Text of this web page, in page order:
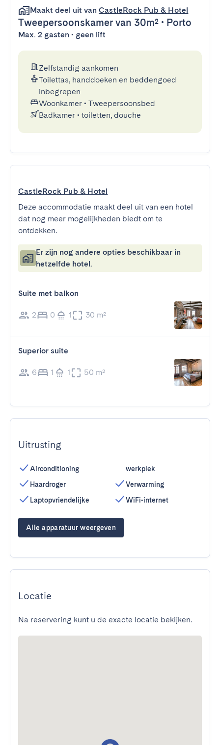
Maakt deel uit van CastleRock Pub & Hotel
Tweepersoonskamer van 30m² • Porto
Max. 2 gasten • geen lift
Zelfstandig aankomen
Toilettas, handdoeken en beddengoed
inbegrepen
Woonkamer • Tweepersoonsbed
Badkamer • toiletten, douche
CastleRock Pub & Hotel
Deze accommodatie maakt deel uit van een hotel
dat nog meer mogelijkheden biedt om te
ontdekken.
Er zijn nog andere opties beschikbaar in
hetzelfde hotel.
Suite met balkon
2 0 1 30 m²
Superior suite
6 1 1 50 m²
Uitrusting
Airconditioning
Haardroger
Laptopvriendelijke
werkplek
Verwarming
WiFi-internet
Alle apparatuur weergeven
Locatie
Na reservering kunt u de exacte locatie bekijken.